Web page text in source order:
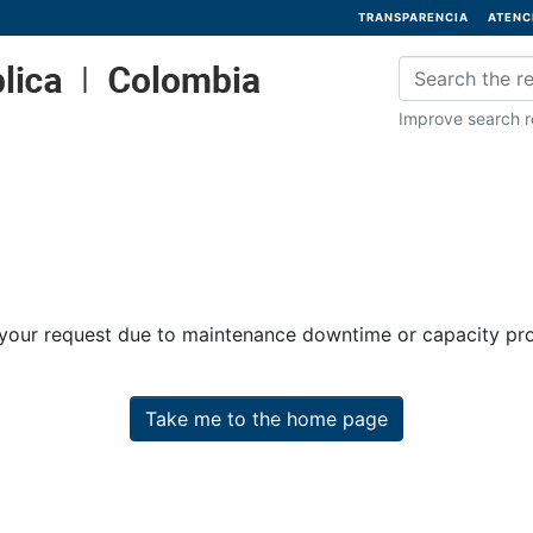
TRANSPARENCIA
Improve search
request due to maintenance downtime or capacity
Take me to the home page